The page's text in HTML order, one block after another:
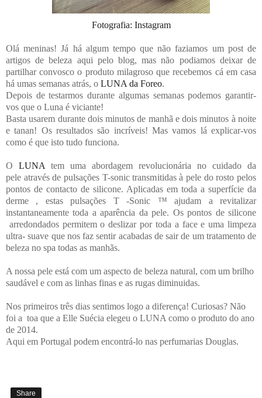
Fotografia: Instagram
Olá meninas! Já há algum tempo que não faziamos um post de
artigos de beleza aqui pelo blog, mas não podiamos deixar de
partilhar convosco o produto milagroso que recebemos cá em casa
há umas semanas atrás, o LUNA da Foreo.
Depois de testarmos durante algumas semanas podemos garantir-
vos que o Luna é viciante!
Basta usarem durante dois minutos de manhã e dois minutos à noite
e tanan! Os resultados são incríveis! Mas vamos lá explicar-vos
como é que isto tudo funciona.
O LUNA tem uma abordagem revolucionária no cuidado da
pele através de pulsações T-sonic transmitidas à pele do rosto pelos
pontos de contacto de silicone. Aplicadas em toda a superfície da
derme , estas pulsações T -Sonic ™ ajudam a revitalizar
instantaneamente toda a aparência da pele. Os pontos de silicone
arredondados permitem o deslizar por toda a face e uma limpeza
ultra- suave que nos faz sentir acabadas de sair de um tratamento de
beleza no spa todas as manhãs.
A nossa pele está com um aspecto de beleza natural, com um brilho
saudável e com as linhas finas e as rugas diminuidas.
Nos primeiros três dias sentimos logo a diferença! Curiosas? Não
foi a toa que a Elle Suécia elegeu o LUNA como o produto do ano
de 2014.
Aqui em Portugal podem encontrá-lo nas perfumarias Douglas.
Share